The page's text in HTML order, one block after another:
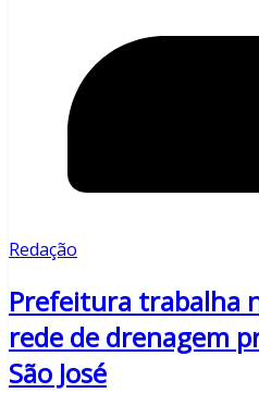
Redação
Prefeitura trabalha
rede de drenagem
São José